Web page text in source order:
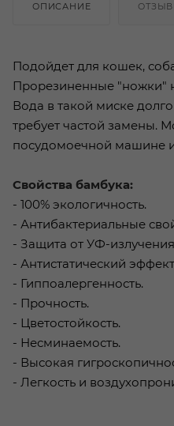
ОПИСАНИЕ
Подойдет для кошек,
Прорезиненные "ножки"
Вода в такой миске
требует частой замены.
посудомоечной машине и
Свойства бамбука:
- 100% экологичность.
- Антибактериальные
- Защита от УФ-
- Антистатический
- Гиппоалергенность.
- Прочность.
- Цветостойкость.
- Несминаемость.
- Высокая
- Легкость и